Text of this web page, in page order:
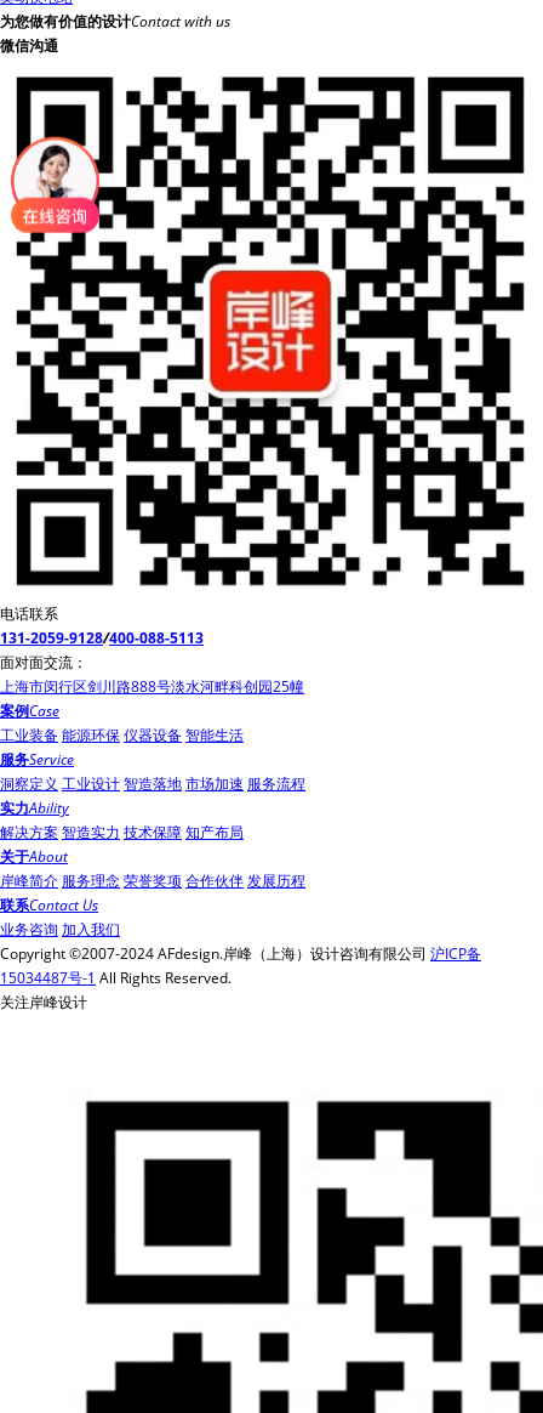
为您做有价值的设计Contact with us
微信沟通
电话联系
131-2059-9128/400-088-5113
面对面交流：
上海市闵行区剑川路888号淡水河畔科创园25幢
案例Case
工业装备能源环保仪器设备智能生活
服务Service
洞察定义 工业设计智造落地市场加速 服务流程
实力Ability
解决方案 智造实力 技术保障知产布局
关于About
岸峰简介 服务理念荣誉奖项合作伙伴发展历程
联系Contact Us
业务咨询 加入我们
Copyright ©2007-2024 AFdesign.岸峰（上海）设计咨询有限公司 沪ICP备
15034487号-1 All Rights Reserved.
关注岸峰设计